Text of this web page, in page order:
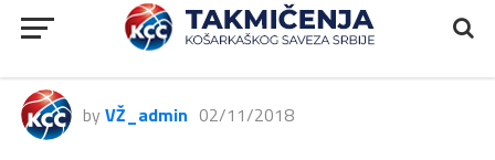
Uputstvo Vanredni prelazni rok –
mlađe kategorije
by VŽ_admin 02/11/2018